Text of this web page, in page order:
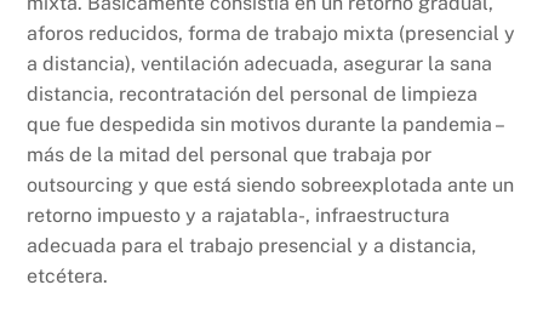
aforos reducidos, forma de trabajo mixta (presencial y
a distancia), ventilación adecuada, asegurar la sana
distancia, recontratación del personal de limpieza
que fue despedida sin motivos durante la pandemia –
más de la mitad del personal que trabaja por
outsourcing y que está siendo sobreexplotada ante un
retorno impuesto y a rajatabla-, infraestructura
adecuada para el trabajo presencial y a distancia,
etcétera.